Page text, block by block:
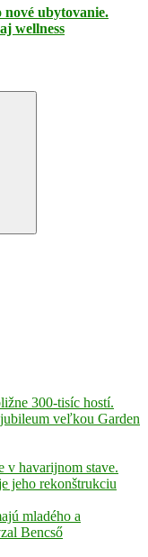
ubytovanie.
wellness
300-tisíc hostí.
veľkou Garden
v havarijnom stave.
jeho rekonštrukciu
mladého a
Bencső